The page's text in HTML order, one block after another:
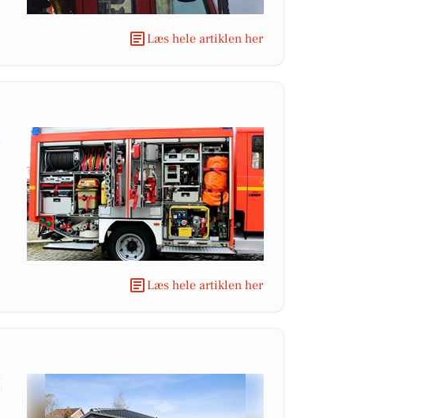
Læs hele artiklen her
Læs hele artiklen her